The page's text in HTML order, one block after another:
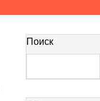
Поиск